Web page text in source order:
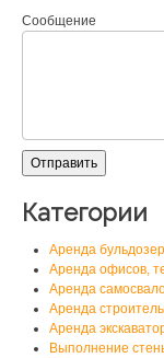
Сообщение
Категории
Аренда
Аренда офисов,
Аренда
Аренда
Аренда
Выполнение